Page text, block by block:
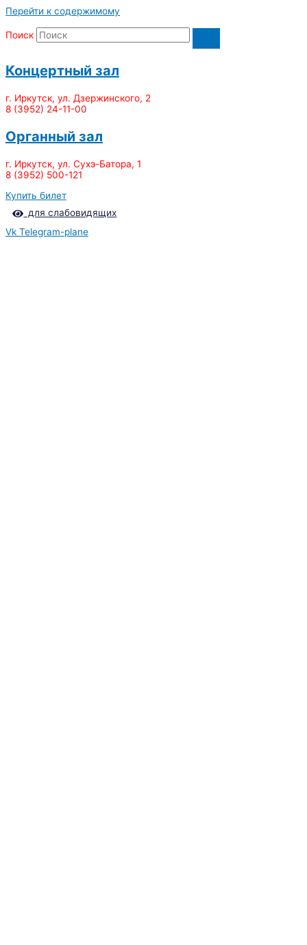
Перейти к содержимому
Поиск
Концертный зал
г. Иркутск, ул. Дзержинского, 2
8 (3952) 24-11-00
Органный зал
г. Иркутск, ул. Сухэ-Батора, 1
8 (3952) 500-121
Купить билет
для слабовидящих
Vk Telegram-plane